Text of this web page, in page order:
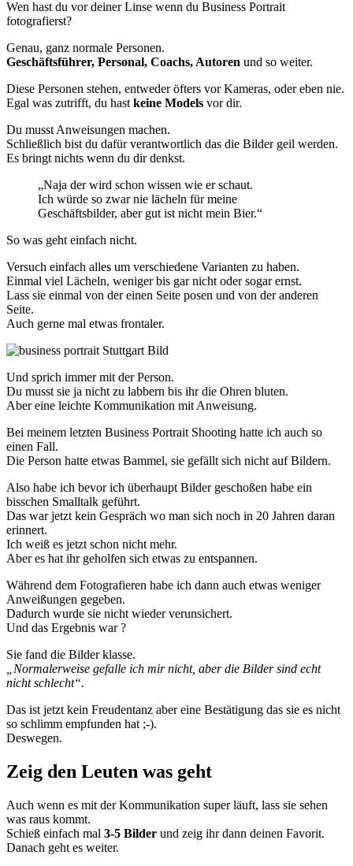
Wen hast du vor deiner Linse wenn du Business Portrait
fotografierst?
Genau, ganz normale Personen.
Geschäftsführer, Personal, Coachs, Autoren und so weiter.
Diese Personen stehen, entweder öfters vor Kameras, oder eben nie.
Egal was zutrifft, du hast keine Models vor dir.
Du musst Anweisungen machen.
Schließlich bist du dafür verantwortlich das die Bilder geil werden.
Es bringt nichts wenn du dir denkst.
„Naja der wird schon wissen wie er schaut.
Ich würde so zwar nie lächeln für meine
Geschäftsbilder, aber gut ist nicht mein Bier.“
So was geht einfach nicht.
Versuch einfach alles um verschiedene Varianten zu haben.
Einmal viel Lächeln, weniger bis gar nicht oder sogar ernst.
Lass sie einmal von der einen Seite posen und von der anderen
Seite.
Auch gerne mal etwas frontaler.
Und sprich immer mit der Person.
Du musst sie ja nicht zu labbern bis ihr die Ohren bluten.
Aber eine leichte Kommunikation mit Anweisung.
Bei meinem letzten Business Portrait Shooting hatte ich auch so
einen Fall.
Die Person hatte etwas Bammel, sie gefällt sich nicht auf Bildern.
Also habe ich bevor ich überhaupt Bilder geschoßen habe ein
bisschen Smalltalk geführt.
Das war jetzt kein Gespräch wo man sich noch in 20 Jahren daran
erinnert.
Ich weiß es jetzt schon nicht mehr.
Aber es hat ihr geholfen sich etwas zu entspannen.
Während dem Fotografieren habe ich dann auch etwas weniger
Anweißungen gegeben.
Dadurch wurde sie nicht wieder verunsichert.
Und das Ergebnis war ?
Sie fand die Bilder klasse.
„Normalerweise gefalle ich mir nicht, aber die Bilder sind echt
nicht schlecht“.
Das ist jetzt kein Freudentanz aber eine Bestätigung das sie es nicht
so schlimm empfunden hat ;-).
Deswegen.
Zeig den Leuten was geht
Auch wenn es mit der Kommunikation super läuft, lass sie sehen
was raus kommt.
Schieß einfach mal 3-5 Bilder und zeig ihr dann deinen Favorit.
Danach geht es weiter.